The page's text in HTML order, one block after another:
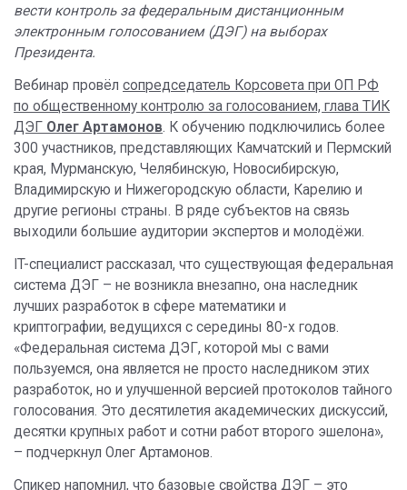
вести контроль за федеральным дистанционным
электронным голосованием (ДЭГ) на выборах
Президента.
Вебинар провёл сопредседатель Корсовета при ОП РФ
по общественному контролю за голосованием, глава ТИК
ДЭГ Олег Артамонов. К обучению подключились более
300 участников, представляющих Камчатский и Пермский
края, Мурманскую, Челябинскую, Новосибирскую,
Владимирскую и Нижегородскую области, Карелию и
другие регионы страны. В ряде субъектов на связь
выходили большие аудитории экспертов и молодёжи.
IT-специалист рассказал, что существующая федеральная
система ДЭГ – не возникла внезапно, она наследник
лучших разработок в сфере математики и
криптографии, ведущихся с середины 80-х годов.
«Федеральная система ДЭГ, которой мы с вами
пользуемся, она является не просто наследником этих
разработок, но и улучшенной версией протоколов тайного
голосования. Это десятилетия академических дискуссий,
десятки крупных работ и сотни работ второго эшелона»,
– подчеркнул Олег Артамонов.
Спикер напомнил, что базовые свойства ДЭГ – это